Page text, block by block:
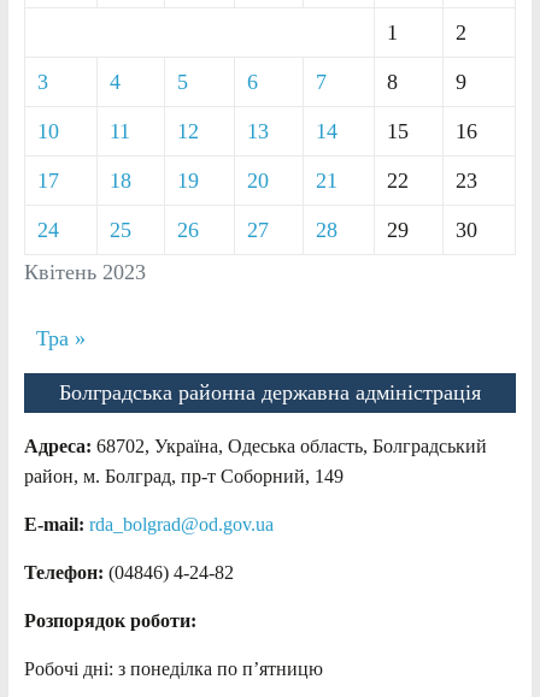
Квітень 2023
1 2
3 4 5 6 7 8 9
10 11 12 13 14 15 16
17 18 19 20 21 22 23
24 25 26 27 28 29 30
Тра »
Болградська районна державна адміністрація
Адреса: 68702, Україна, Одеська область, Болградський
район, м. Болград, пр-т Соборний, 149
E-mail: rda_bolgrad@od.gov.ua
Телефон: (04846) 4-24-82
Розпорядок роботи:
Робочі дні: з понеділка по п’ятницю